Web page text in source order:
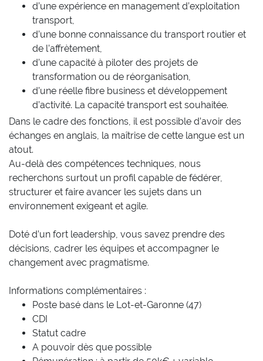
d’une expérience en management d’exploitation
transport,
d’une bonne connaissance du transport routier et
de l’affrètement,
d’une capacité à piloter des projets de
transformation ou de réorganisation,
d’une réelle fibre business et développement
d’activité. La capacité transport est souhaitée.
Dans le cadre des fonctions, il est possible d’avoir des
échanges en anglais, la maîtrise de cette langue est un
atout.
Au-delà des compétences techniques, nous
recherchons surtout un profil capable de fédérer,
structurer et faire avancer les sujets dans un
environnement exigeant et agile.
Doté d’un fort leadership, vous savez prendre des
décisions, cadrer les équipes et accompagner le
changement avec pragmatisme.
Informations complémentaires :
Poste basé dans le Lot-et-Garonne (47)
CDI
Statut cadre
A pouvoir dès que possible